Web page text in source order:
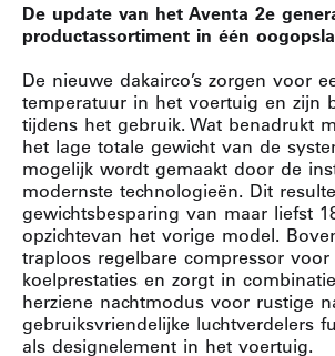
De update van het Aventa 2e
productassortiment in één
De nieuwe dakairco’s zorgen voor
temperatuur in het voertuig en zijn
tijdens het gebruik. Wat benadrukt
het lage totale gewicht van de
mogelijk wordt gemaakt door de
modernste technologieën. Dit
gewichtsbesparing van maar liefst
opzichtevan het vorige model.
traploos regelbare compressor voor
koelprestaties en zorgt in
herziene nachtmodus voor rustige
gebruiksvriendelijke luchtverdelers
als designelement in het voertuig.